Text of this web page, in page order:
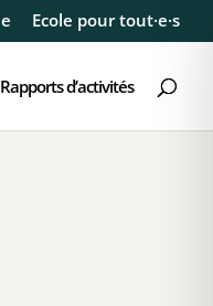
Ecole pour tout·e·s
Rapports d’activités